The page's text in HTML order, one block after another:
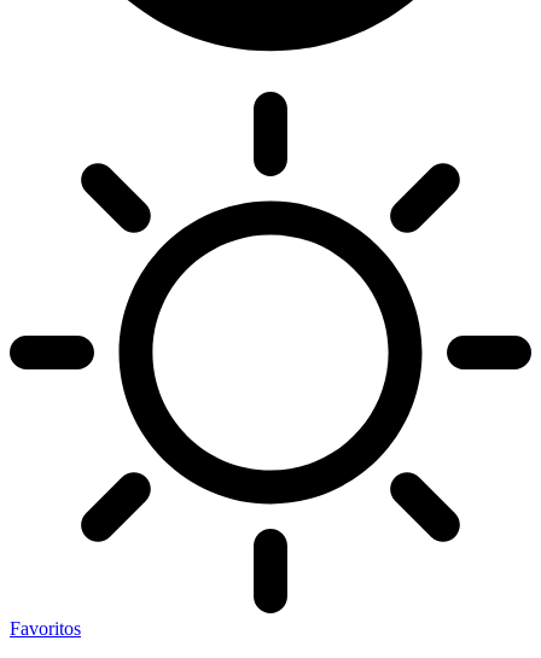
Favoritos